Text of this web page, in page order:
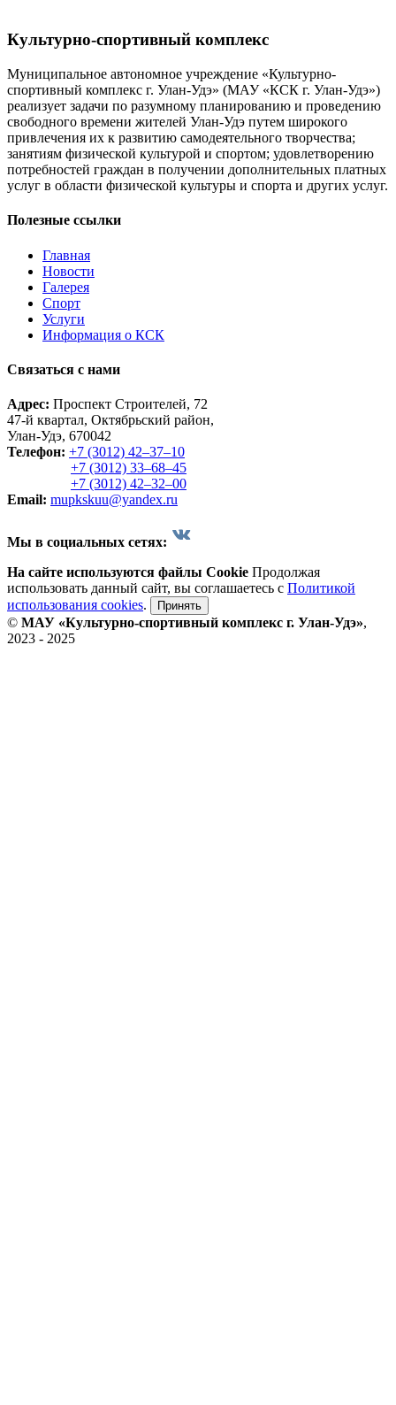
Культурно-спортивный комплекс
Муниципальное автономное учреждение «Культурно-
спортивный комплекс г. Улан-Удэ» (МАУ «КСК г. Улан-Удэ»)
реализует задачи по разумному планированию и проведению
свободного времени жителей Улан-Удэ путем широкого
привлечения их к развитию самодеятельного творчества;
занятиям физической культурой и спортом; удовлетворению
потребностей граждан в получении дополнительных платных
услуг в области физической культуры и спорта и других услуг.
Полезные ссылки
Главная
Новости
Галерея
Спорт
Услуги
Информация о КСК
Связаться с нами
Адрес: Проспект Строителей, 72
47-й квартал, Октябрьский район,
Улан-Удэ, 670042
Телефон: +7 (3012) 42‒37‒10
+7 (3012) 33‒68‒45
+7 (3012) 42‒32‒00
Email: mupkskuu@yandex.ru
Мы в социальных сетях:
На сайте используются файлы Cookie Продолжая
использовать данный сайт, вы соглашаетесь с Политикой
использования cookies. Принять
© МАУ «Культурно-спортивный комплекс г. Улан-Удэ»,
2023 - 2025